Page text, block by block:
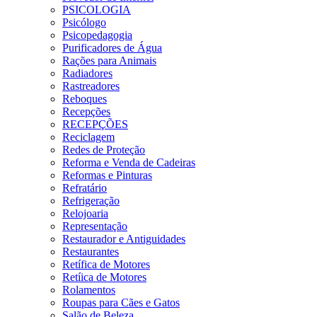
PSICOLOGIA
Psicólogo
Psicopedagogia
Purificadores de Água
Rações para Animais
Radiadores
Rastreadores
Reboques
Recepções
RECEPÇÕES
Reciclagem
Redes de Proteção
Reforma e Venda de Cadeiras
Reformas e Pinturas
Refratário
Refrigeração
Relojoaria
Representação
Restaurador e Antiguidades
Restaurantes
Retífica de Motores
Retíica de Motores
Rolamentos
Roupas para Cães e Gatos